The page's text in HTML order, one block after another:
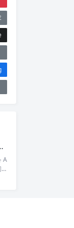
标设备 C 排查
A